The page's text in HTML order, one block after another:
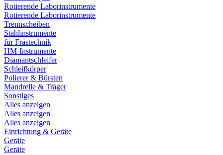
Rotierende Laborinstrumente
Rotierende Laborinstrumente
Trennscheiben
Stahlinstrumente
für Frästechnik
HM-Instrumente
Diamantschleifer
Schleifkörper
Polierer & Bürsten
Mandrelle & Träger
Sonstiges
Alles anzeigen
Alles anzeigen
Alles anzeigen
Einrichtung & Geräte
Geräte
Geräte